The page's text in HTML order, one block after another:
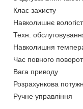
Клас захисту
Навколишнє
Техн.
Навколишня
Час повного
Вага приводу
Розрахункова
Ручне управління